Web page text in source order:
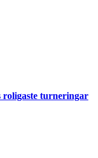
roligaste turneringar